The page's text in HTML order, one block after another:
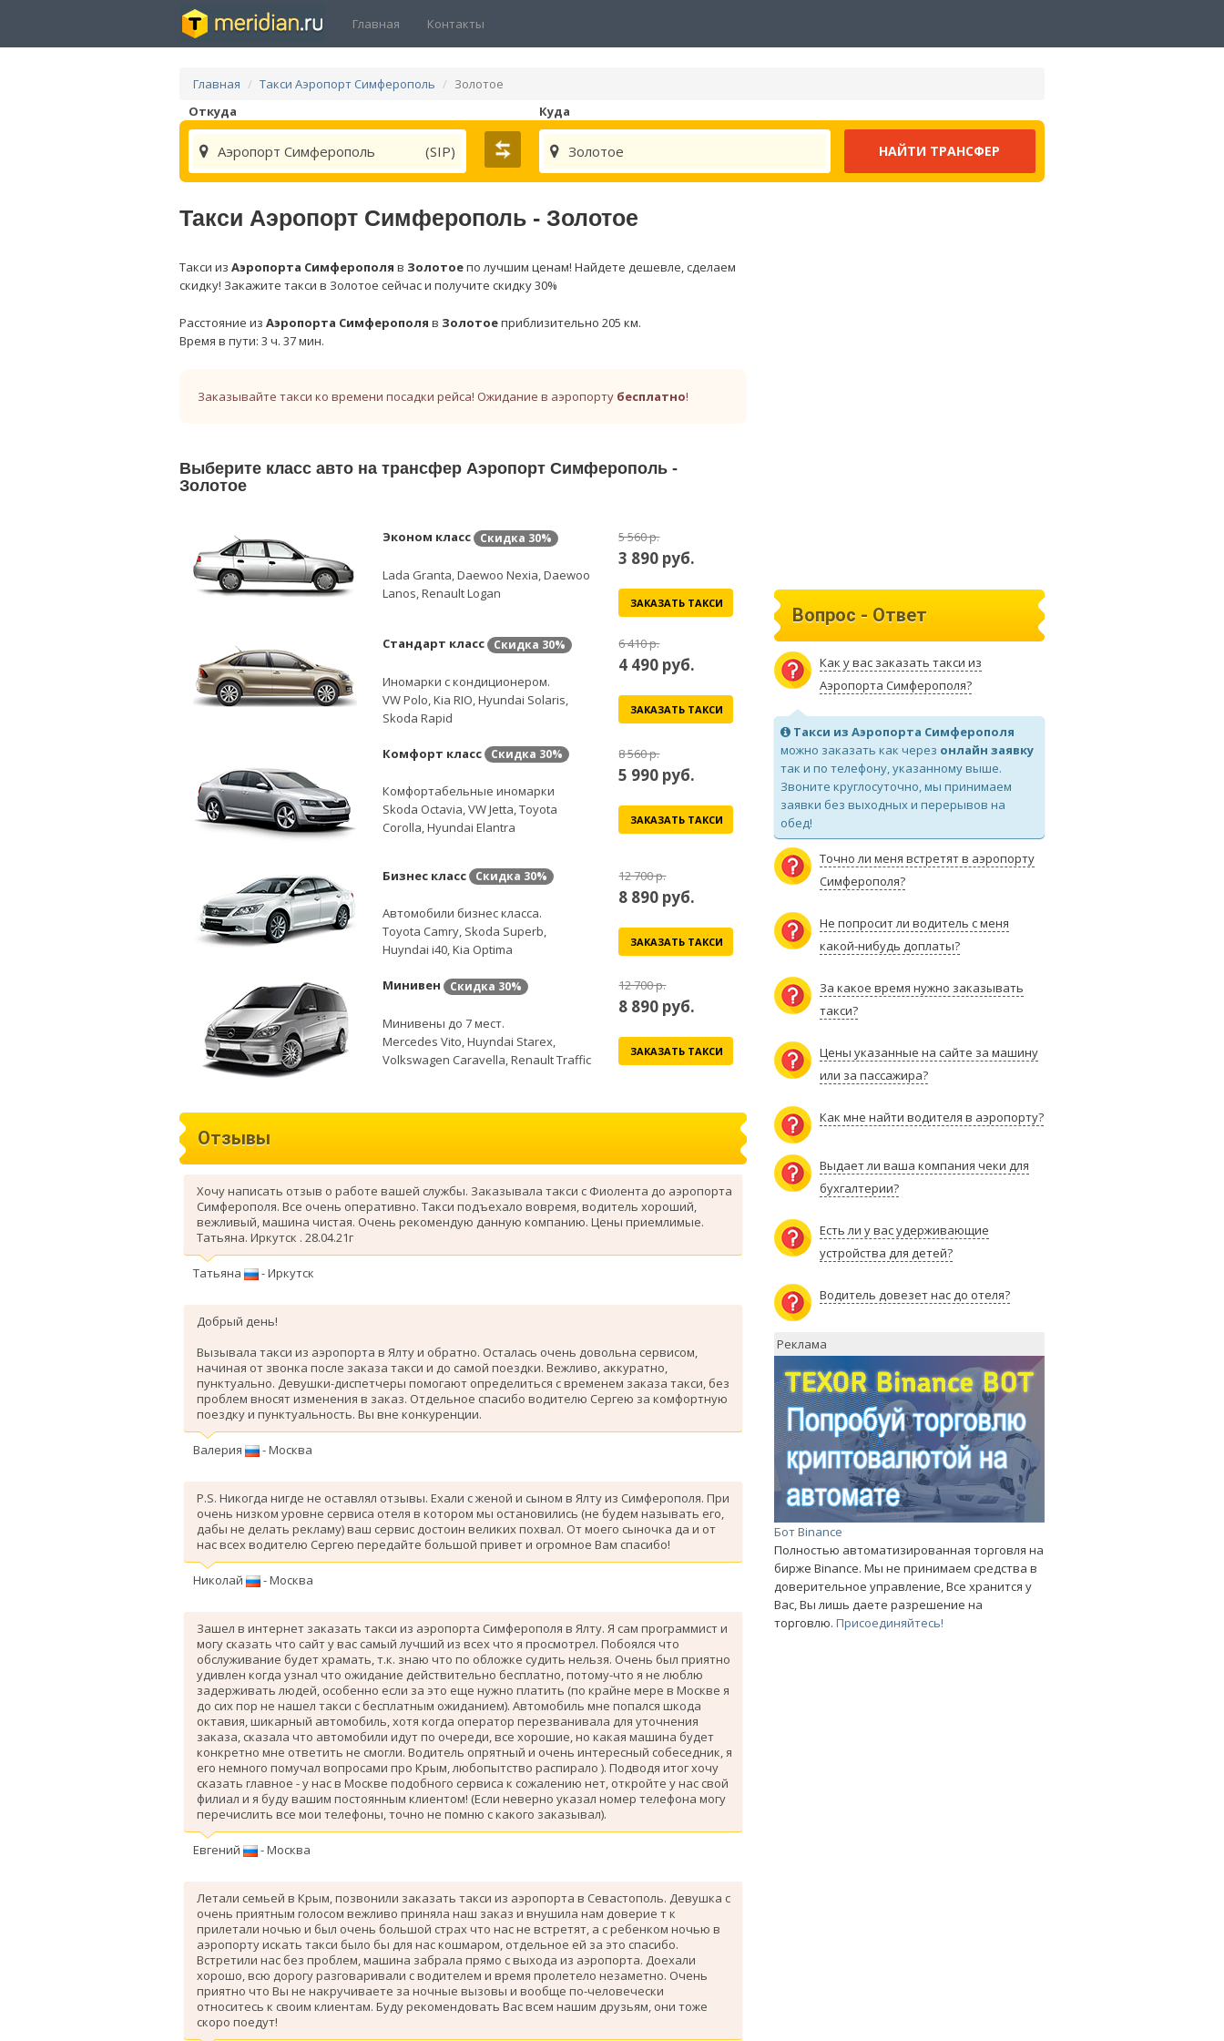
Главная Контакты
Главная Такси Аэропорт Симферополь
Золотое
Откуда
(SIP)
Аэропорт Симферополь
Куда
Золотое
Такси Аэропорт Симферополь - Золотое
Такси из Аэропорта Симферополя в Золотоепо лучшим ценам! Найдете дешевле, сделаем
скидку! Закажите такси в Золотое сейчас и получите скидку 30%
Расстояние из Аэропорта Симферополя в Золотоеприблизительно 205 км.
Время в пути: 3 ч. 37 мин.
Заказывайте такси ко времени посадки рейса! Ожидание в аэропорту бесплатно!
Выберите класс авто на трансфер Аэропорт Симферополь -
Золотое
Эконом класс Скидка 30%
Lada Granta, Daewoo Nexia, Daewoo
Lanos, Renault Logan
5 560 р.
3 890 руб.
ЗАКАЗАТЬ ТАКСИ
Стандарт класс Скидка 30%
Иномарки с кондиционером.
VW Polo, Kia RIO, Hyundai Solaris,
Skoda Rapid
6 410 р.
4 490 руб.
ЗАКАЗАТЬ ТАКСИ
Комфорт класс Скидка 30%
Комфортабельные иномарки
Skoda Octavia, VW Jetta, Toyota
Corolla, Hyundai Elantra
8 560 р.
5 990 руб.
ЗАКАЗАТЬ ТАКСИ
Бизнес класс Скидка 30%
Автомобили бизнес класса.
Toyota Camry, Skoda Superb,
Huyndai i40, Kia Optima
12 700 р.
8 890 руб.
ЗАКАЗАТЬ ТАКСИ
Минивен Скидка 30%
Минивены до 7 мест.
Mercedes Vito, Huyndai Starex,
Volkswagen Caravella, Renault Traffic
12 700 р.
8 890 руб.
ЗАКАЗАТЬ ТАКСИ
Отзывы
Хочу написать отзыв о работе вашей службы. Заказывала такси с Фиолента до аэропорта
Симферополя. Все очень оперативно. Такси подъехало вовремя, водитель хороший,
вежливый, машина чистая. Очень рекомендую данную компанию. Цены приемлимые.
Татьяна. Иркутск . 28.04.21г
Татьяна - Иркутск
Добрый день!
Вызывала такси из аэропорта в Ялту и обратно. Осталась очень довольна сервисом,
начиная от звонка после заказа такси и до самой поездки. Вежливо, аккуратно,
пунктуально. Девушки-диспетчеры помогают определиться с временем заказа такси, без
проблем вносят изменения в заказ. Отдельное спасибо водителю Сергею за комфортную
поездку и пунктуальность. Вы вне конкуренции.
Валерия - Москва
P.S. Никогда нигде не оставлял отзывы. Ехали с женой и сыном в Ялту из Симферополя. При
очень низком уровне сервиса отеля в котором мы остановились (не будем называть его,
дабы не делать рекламу) ваш сервис достоин великих похвал. От моего сыночка да и от
нас всех водителю Сергею передайте большой привет и огромное Вам спасибо!
Николай - Москва
Зашел в интернет заказать такси из аэропорта Симферополя в Ялту. Я сам программист и
могу сказать что сайт у вас самый лучший из всех что я просмотрел. Побоялся что
обслуживание будет храмать, т.к. знаю что по обложке судить нельзя. Очень был приятно
удивлен когда узнал что ожидание действительно бесплатно, потому-что я не люблю
задерживать людей, особенно если за это еще нужно платить (по крайне мере в Москве я
до сих пор не нашел такси с бесплатным ожиданием). Автомобиль мне попался шкода
октавия, шикарный автомобиль, хотя когда оператор перезванивала для уточнения
заказа, сказала что автомобили идут по очереди, все хорошие, но какая машина будет
конкретно мне ответить не смогли. Водитель опрятный и очень интересный собеседник, я
его немного помучал вопросами про Крым, любопытство распирало ). Подводя итог хочу
сказать главное - у нас в Москве подобного сервиса к сожалению нет, откройте у нас свой
филиал и я буду вашим постоянным клиентом! (Если неверно указал номер телефона могу
перечислить все мои телефоны, точно не помню с какого заказывал).
Евгений - Москва
Летали семьей в Крым, позвонили заказать такси из аэропорта в Севастополь. Девушка с
очень приятным голосом вежливо приняла наш заказ и внушила нам доверие т к
прилетали ночью и был очень большой страх что нас не встретят, а с ребенком ночью в
аэропорту искать такси было бы для нас кошмаром, отдельное ей за это спасибо.
Вcтретили нас без проблем, машина забрала прямо с выхода из аэропорта. Доехали
хорошо, всю дорогу разговаривали с водителем и время пролетело незаметно. Очень
приятно что Вы не накручиваете за ночные вызовы и вообще по-человечески
относитесь к своим клиентам. Буду рекомендовать Вас всем нашим друзьям, они тоже
скоро поедут!
Вопрос - Ответ
Как у вас заказать такси из
Аэропорта Симферополя?
Такси из Аэропорта Симферополя
можно заказать как через онлайн заявку
так и по телефону, указанному выше.
Звоните круглосуточно, мы принимаем
заявки без выходных и перерывов на
обед!
Точно ли меня встретят в аэропорту
Симферополя?
Не попросит ли водитель с меня
какой-нибудь доплаты?
За какое время нужно заказывать
такси?
Цены указанные на сайте за машину
или за пассажира?
Как мне найти водителя в аэропорту?
Выдает ли ваша компания чеки для
бухгалтерии?
Есть ли у вас удерживающие
устройства для детей?
Водитель довезет нас до отеля?
Реклама
Бот Binance
Полностью автоматизированная торговля на
бирже Binance. Мы не принимаем средства в
доверительное управление, Все хранится у
Вас, Вы лишь даете разрешение на
торговлю.Присоединяйтесь!